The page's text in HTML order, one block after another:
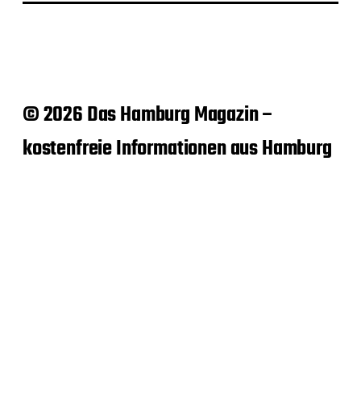
© 2026 Das Hamburg Magazin –
kostenfreie Informationen aus Hamburg